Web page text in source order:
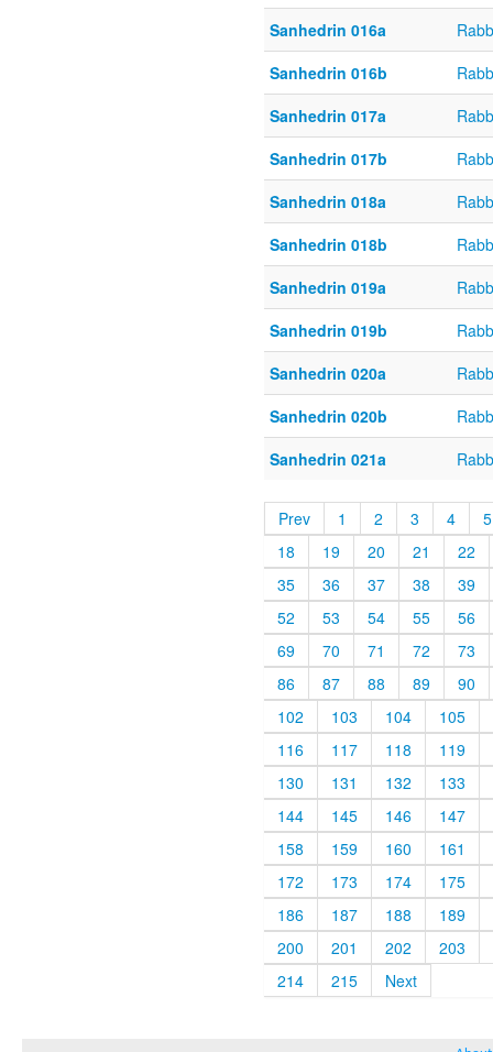
Sanhedrin 016a
Sanhedrin 016b
Sanhedrin 017a
Sanhedrin 017b
Sanhedrin 018a
Sanhedrin 018b
Sanhedrin 019a
Sanhedrin 019b
Sanhedrin 020a
Sanhedrin 020b
Sanhedrin 021a
Prev 1 2 3 4
5
18
19 20 21
22
35
36 37 38
39
52
53 54 55
56
69
70 71 72
73
86
87 88 89
90
102
103 104
105
116
117 118
119
130
131 132
133
144
145 146
147
158
159 160
161
172
173 174
175
186
187 188
189
200
201 202
203
214
215 Next